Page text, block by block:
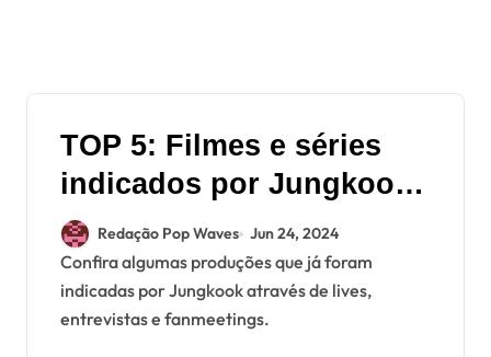
TOP 5: Filmes e séries
indicados por Jungkook
do BTS
Redação Pop Waves Jun 24, 2024
Confira algumas produções que já foram
indicadas por Jungkook através de lives,
entrevistas e fanmeetings.